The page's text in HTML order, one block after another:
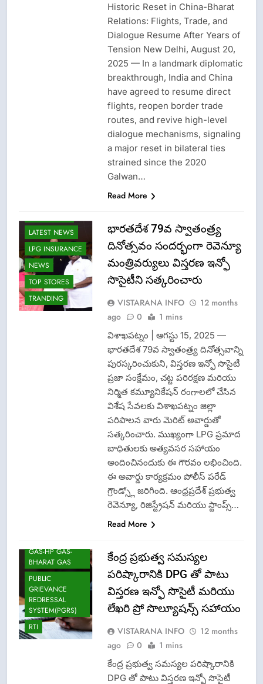
Historic Reset in China-Bharat
Relations: Flights, Trade, and
Dialogue Resume After Years of
Tension New Delhi, August 20,
2025 — In a landmark diplomatic
breakthrough, India and China
have agreed to resume direct
flights, reopen border trade
routes, and revive high-level
dialogue mechanisms, signaling
a major reset in bilateral ties
strained since the 2020
Galwan…
Read More
LATEST NEWS
LPG INSURANCE
NEWS
TOP STORES
TRANDING
భారతదేశ 79వ స్వాతంత్ర్య
దినోత్సవం సందర్భంగా రెవెన్యూ
మంత్రివర్యులు విస్తరణ ఇన్ఫో
సొసైటీని సత్కరించారు
VISTARANA INFO
12 months
ago
0 1 mins
విశాఖపట్నం | ఆగస్టు 15, 2025 —
భారతదేశ 79వ స్వాతంత్ర్య దినోత్సవాన్ని
పురస్కరించుకుని, విస్తరణ ఇన్ఫో సొసైటీ
ప్రజా సంక్షేమం, చట్ట పరిరక్షణ మరియు
నిర్మిత కమ్యూనికేషన్ రంగాలలో చేసిన
విశేష సేవలకు విశాఖపట్నం జిల్లా
పరిపాలన వారు మెరిట్ అవార్డుతో
సత్కరించారు. ముఖ్యంగా LPG ప్రమాద
బాధితులకు అత్యవసర సహాయం
అందించినందుకు ఈ గౌరవం లభించింది.
ఈ అవార్డు కార్యక్రమం పోలీస్ పరేడ్
గ్రౌండ్స్లో జరిగింది. ఆంధ్రప్రదేశ్ ప్రభుత్వ
రెవెన్యూ, రిజిస్ట్రేషన్ మరియు స్టాంప్స్…
Read More
GAS-HP GAS-
BHARAT GAS
PUBLIC
GRIEVANCE
REDRESSAL
SYSTEM(PGRS)
RTI
కేంద్ర ప్రభుత్వ సమస్యల
పరిష్కారానికి DPG తో పాటు
విస్తరణ ఇన్ఫో సొసైటీ మరియు
లేఖరి ప్రో సొల్యూషన్స్ సహాయం
VISTARANA INFO
12 months
ago
0 1 mins
కేంద్ర ప్రభుత్వ సమస్యల పరిష్కారానికి
DPG తో పాటు విస్తరణ ఇన్ఫో సొసైటీ